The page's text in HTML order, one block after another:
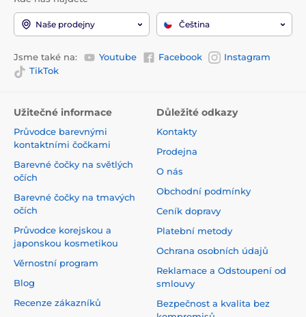
Naše prodejny Čeština
Jsme také na: Youtube Facebook
Instagram
TikTok
Užitečné informace
Průvodce barevnými
kontaktními čočkami
Barevné čočky na světlých
očích
Barevné čočky na tmavých
očích
Průvodce korejskou a
japonskou kosmetikou
Věrnostní program
Blog
Recenze zákazníků
Důležité odkazy
Kontakty
Prodejna
O nás
Obchodní podmínky
Ceník dopravy
Platební metody
Ochrana osobních údajů
Reklamace a Odstoupení od
smlouvy
Bezpečnost a kvalita bez